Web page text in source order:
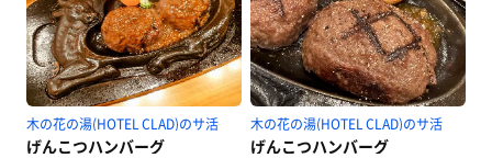
木の花の湯(HOTEL CLAD)のサ活
げんこつハンバーグ
木の花の湯(HOTEL CLAD)のサ活
げんこつハンバーグ